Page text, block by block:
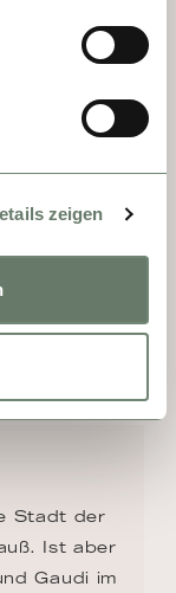
zeigen
Stadt der
Ist aber
Gaudi im